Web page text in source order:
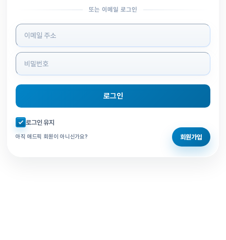
또는 이메일 로그인
로그인 정보 입력
로그인
자동로그인 체크
로그인 유지
아직 애드픽 회원이 아니신가요? 회원가입